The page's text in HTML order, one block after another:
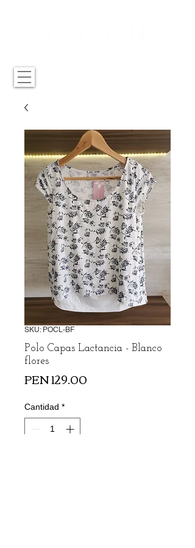
SKU: POCL-BF
Polo Capas Lactancia - Blanco
flores
PEN 129.00
Cantidad *